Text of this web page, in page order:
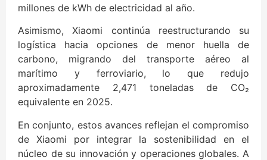
millones de kWh de electricidad al año.
Asimismo, Xiaomi continúa reestructurando su
logística hacia opciones de menor huella de
carbono, migrando del transporte aéreo al
marítimo y ferroviario, lo que redujo
aproximadamente 2,471 toneladas de CO₂
equivalente en 2025.
En conjunto, estos avances reflejan el compromiso
de Xiaomi por integrar la sostenibilidad en el
núcleo de su innovación y operaciones globales. A